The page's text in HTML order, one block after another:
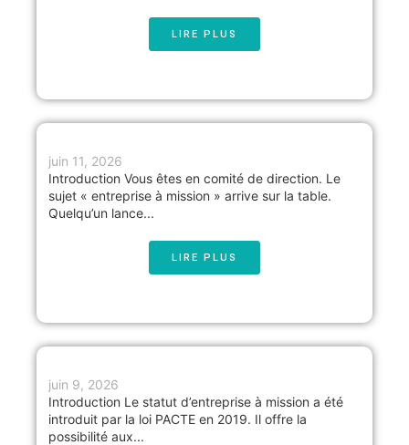
LIRE PLUS
juin 11, 2026
Introduction Vous êtes en comité de direction. Le
sujet « entreprise à mission » arrive sur la table.
Quelqu’un lance...
LIRE PLUS
juin 9, 2026
Introduction Le statut d’entreprise à mission a été
introduit par la loi PACTE en 2019. Il offre la
possibilité aux...